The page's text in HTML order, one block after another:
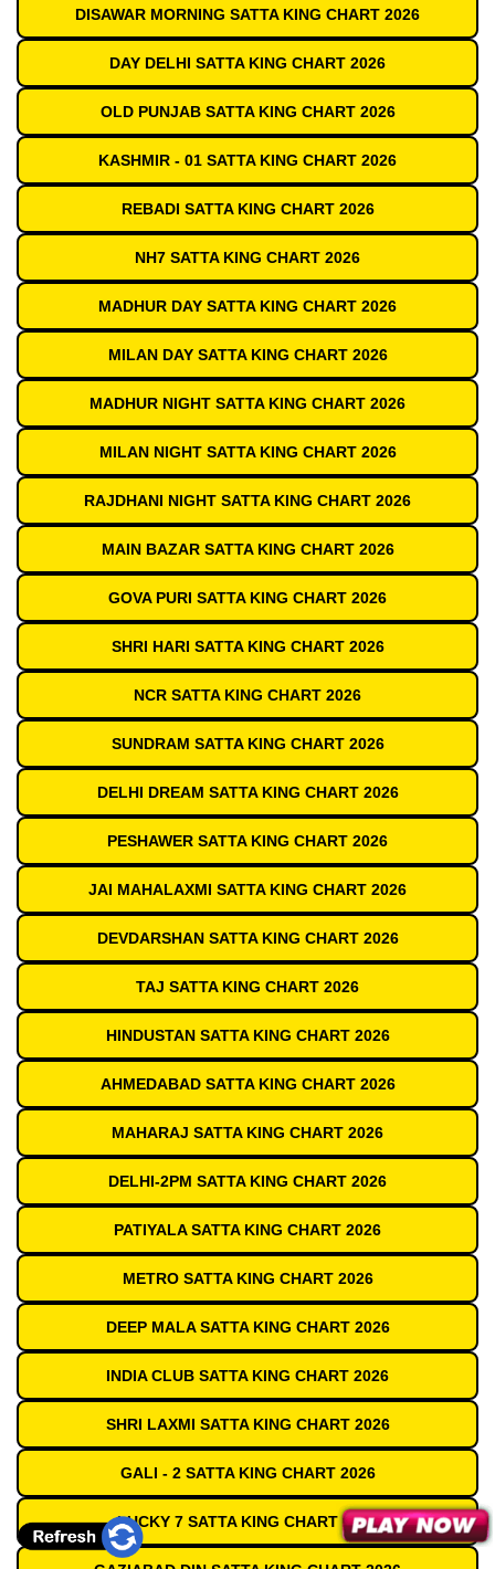
DISAWAR MORNING SATTA KING CHART 2026
DAY DELHI SATTA KING CHART 2026
OLD PUNJAB SATTA KING CHART 2026
KASHMIR - 01 SATTA KING CHART 2026
REBADI SATTA KING CHART 2026
NH7 SATTA KING CHART 2026
MADHUR DAY SATTA KING CHART 2026
MILAN DAY SATTA KING CHART 2026
MADHUR NIGHT SATTA KING CHART 2026
MILAN NIGHT SATTA KING CHART 2026
RAJDHANI NIGHT SATTA KING CHART 2026
MAIN BAZAR SATTA KING CHART 2026
GOVA PURI SATTA KING CHART 2026
SHRI HARI SATTA KING CHART 2026
NCR SATTA KING CHART 2026
SUNDRAM SATTA KING CHART 2026
DELHI DREAM SATTA KING CHART 2026
PESHAWER SATTA KING CHART 2026
JAI MAHALAXMI SATTA KING CHART 2026
DEVDARSHAN SATTA KING CHART 2026
TAJ SATTA KING CHART 2026
HINDUSTAN SATTA KING CHART 2026
AHMEDABAD SATTA KING CHART 2026
MAHARAJ SATTA KING CHART 2026
DELHI-2PM SATTA KING CHART 2026
PATIYALA SATTA KING CHART 2026
METRO SATTA KING CHART 2026
DEEP MALA SATTA KING CHART 2026
INDIA CLUB SATTA KING CHART 2026
SHRI LAXMI SATTA KING CHART 2026
GALI - 2 SATTA KING CHART 2026
LUCKY 7 SATTA KING CHART 2026